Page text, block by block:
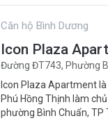
Căn hộ Bình Dương
Icon Plaza
Đường ĐT743, Phường
Icon Plaza Apartment
Phú Hồng Thịnh làm
phường Bình Chuẩn, TP